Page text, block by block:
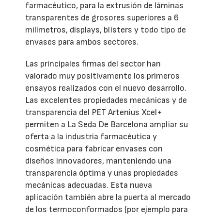
farmacéutico, para la extrusión de láminas
transparentes de grosores superiores a 6
milímetros, displays, blisters y todo tipo de
envases para ambos sectores.
Las principales firmas del sector han
valorado muy positivamente los primeros
ensayos realizados con el nuevo desarrollo.
Las excelentes propiedades mecánicas y de
transparencia del PET Artenius Xcel+
permiten a La Seda De Barcelona ampliar su
oferta a la industria farmacéutica y
cosmética para fabricar envases con
diseños innovadores, manteniendo una
transparencia óptima y unas propiedades
mecánicas adecuadas. Esta nueva
aplicación también abre la puerta al mercado
de los termoconformados (por ejemplo para